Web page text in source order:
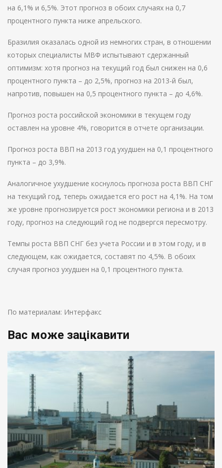
на 6,1% и 6,5%. Этот прогноз в обоих случаях на 0,7
процентного пункта ниже апрельского.
Бразилия оказалась одной из немногих стран, в отношении
которых специалисты МВФ испытывают сдержанный
оптимизм: хотя прогноз на текущий год был снижен на 0,6
процентного пункта – до 2,5%, прогноз на 2013-й был,
напротив, повышен на 0,5 процентного пункта – до 4,6%.
Прогноз роста российской экономики в текущем году
оставлен на уровне 4%, говорится в отчете организации.
Прогноз роста ВВП на 2013 год ухудшен на 0,1 процентного
пункта – до 3,9%.
Аналогичное ухудшение коснулось прогноза роста ВВП СНГ
на текущий год, теперь ожидается его рост на 4,1%. На том
же уровне прогнозируется рост экономики региона и в 2013
году, прогноз на следующий год не подвергся пересмотру.
Темпы роста ВВП СНГ без учета России и в этом году, и в
следующем, как ожидается, составят по 4,5%. В обоих
случая прогноз ухудшен на 0,1 процентного пункта.
По материалам: Интерфакс
Вас може зацікавити